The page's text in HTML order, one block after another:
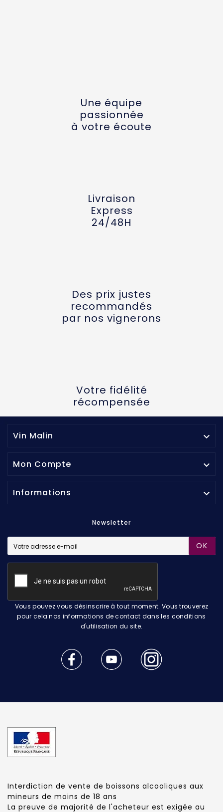
Une équipe
passionnée
à votre écoute
Livraison
Express
24/48H
Des prix justes
recommandés
par nos vignerons
Votre fidélité
récompensée
Vin Malin 
Mon Compte 
Informations 
Newsletter
OK
Vous pouvez vous désinscrire à tout moment. Vous trouverez
pour cela nos informations de contact dans les conditions
d'utilisation du site.
Interdiction de vente de boissons alcooliques aux
mineurs de moins de 18 ans
La preuve de majorité de l'acheteur est exigée au